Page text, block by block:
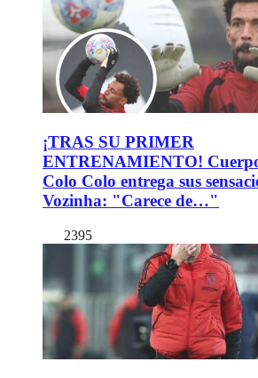
¡TRAS SU PRIMER
ENTRENAMIENTO!
Colo Colo entrega sus
Vozinha: "Carece de…"
2395